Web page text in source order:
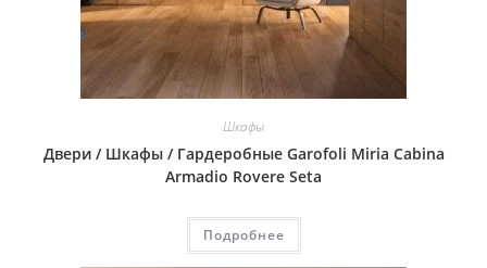
Шкафы
Двери / Шкафы / Гардеробные Garofoli Miria Cabina
Armadio Rovere Seta
Подробнее